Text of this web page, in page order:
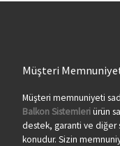
Müşteri
Müşteri memnuniyeti
Balkon Sistemleriürün
destek, garanti ve
konudur. Sizin